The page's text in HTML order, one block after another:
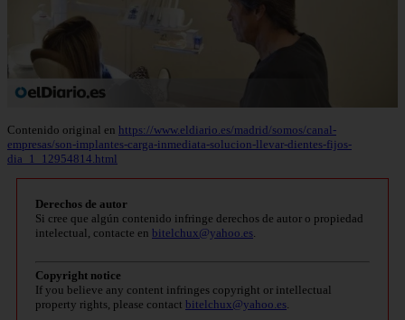
Contenido original en https://www.eldiario.es/madrid/somos/canal-
empresas/son-implantes-carga-inmediata-solucion-llevar-dientes-fijos-
dia_1_12954814.html
Derechos de autor
Si cree que algún contenido infringe derechos de autor o propiedad
intelectual, contacte en bitelchux@yahoo.es.
Copyright notice
If you believe any content infringes copyright or intellectual
property rights, please contact bitelchux@yahoo.es.